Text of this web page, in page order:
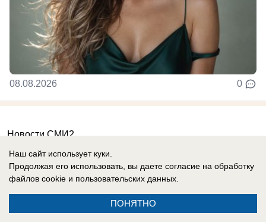
08.08.2026 0
Новости СМИ2
Наш сайт использует куки.
Продолжая его использовать, вы даете согласие на обработку
файлов cookie и пользовательских данных.
ПОНЯТНО